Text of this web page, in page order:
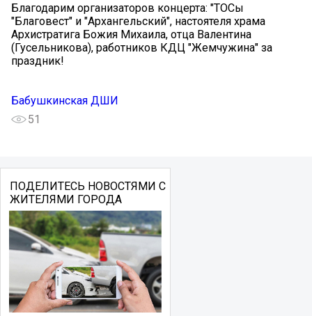
Благодарим организаторов концерта: "ТОСы
"Благовест" и "Архангельский", настоятеля храма
Архистратига Божия Михаила, отца Валентина
(Гусельникова), работников КДЦ "Жемчужина" за
праздник!
Бабушкинская ДШИ
51
ПОДЕЛИТЕСЬ НОВОСТЯМИ С
ЖИТЕЛЯМИ ГОРОДА